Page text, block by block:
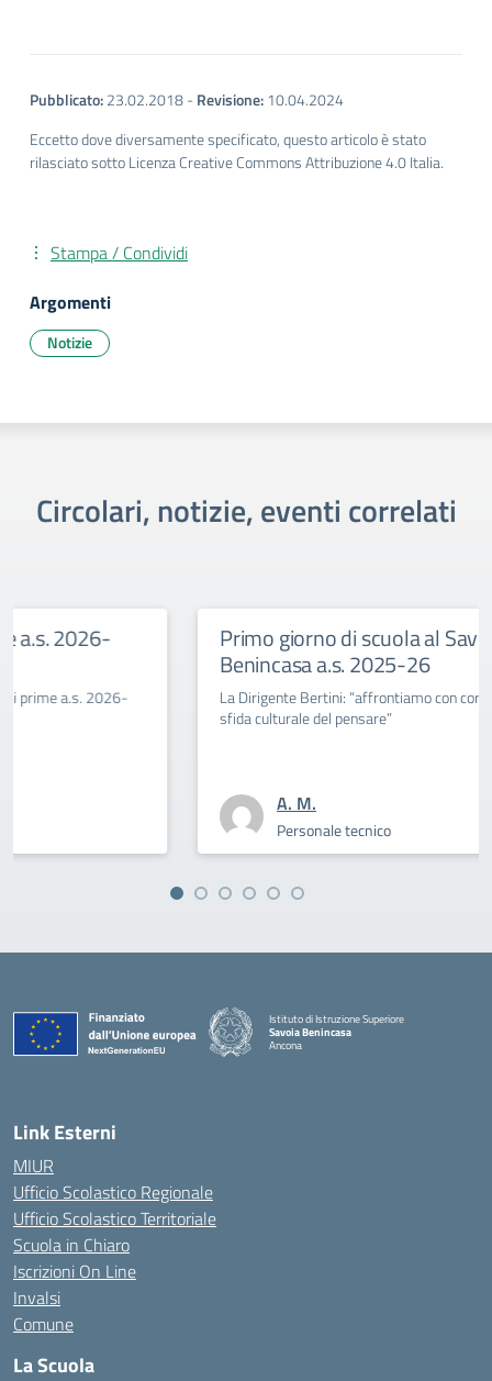
Pubblicato:23.02.2018-Revisione:10.04.2024
Eccetto dove diversamente specificato, questo articolo è stato
rilasciato sotto Licenza Creative Commons Attribuzione 4.0 Italia.
Stampa / Condividi
Argomenti
Notizie
Circolari, notizie, eventi correlati
Primo giorno di scuola al Savoia
Benincasa a.s. 2025-26
La Dirigente Bertini: “affrontiamo con coraggio la
sfida culturale del pensare”
Personale tecnico
Istituto di Istruzione Superiore
Savoia Benincasa
Ancona
Link Esterni
MIUR
Ufficio Scolastico Regionale
Ufficio Scolastico Territoriale
Scuola in Chiaro
Iscrizioni On Line
Invalsi
Comune
La Scuola